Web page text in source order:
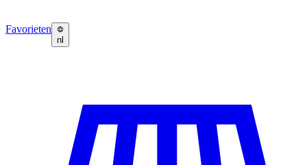
Favorieten
nl